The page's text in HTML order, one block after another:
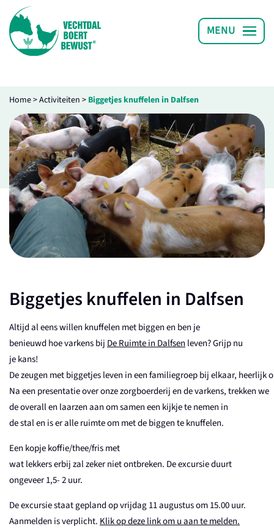
Home>Activiteiten > Biggetjes knuffelen in Dalfsen
Biggetjes knuffelen in Dalfsen
Altijdaleenswillen knuffelen met biggen en ben je
benieuwdhoevarkensbijDe Ruimte in Dalfsenleven?Grijpnu
jekans!
Dezeugen metbiggetjesleven ineenfamiliegroepbijelkaar, heerlijk
Naeen presentatieoveronzezorgboerderijendevarkens,trekkenwe
de overallen laarzenaanomsameneen kijkjetenemen in
destalen is er alleruimteom met de biggenteknuffelen.
Een kopjekoffie/thee/frismet
watlekkerserbijzalzekernietontbreken. De excursie duurt
ongeveer 1,5- 2 uur.
De excursie staat gepland op vrijdag 11 augustus om 15.00 uur.
Aanmelden is verplicht.Klik op deze link om u aan te melden.